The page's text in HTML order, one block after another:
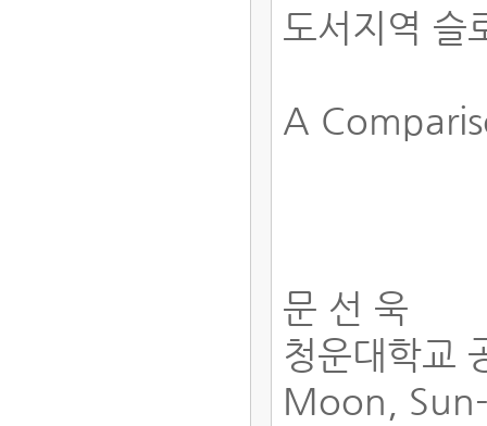
도서지역 슬
A
문 선 욱
청운대학교
Moon,